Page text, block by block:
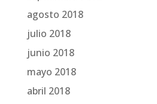
agosto 2018
julio 2018
junio 2018
mayo 2018
abril 2018